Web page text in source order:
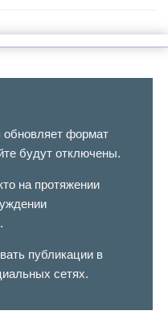
обновляет формат
будут отключены.
на протяжении
публикации в
сетях.